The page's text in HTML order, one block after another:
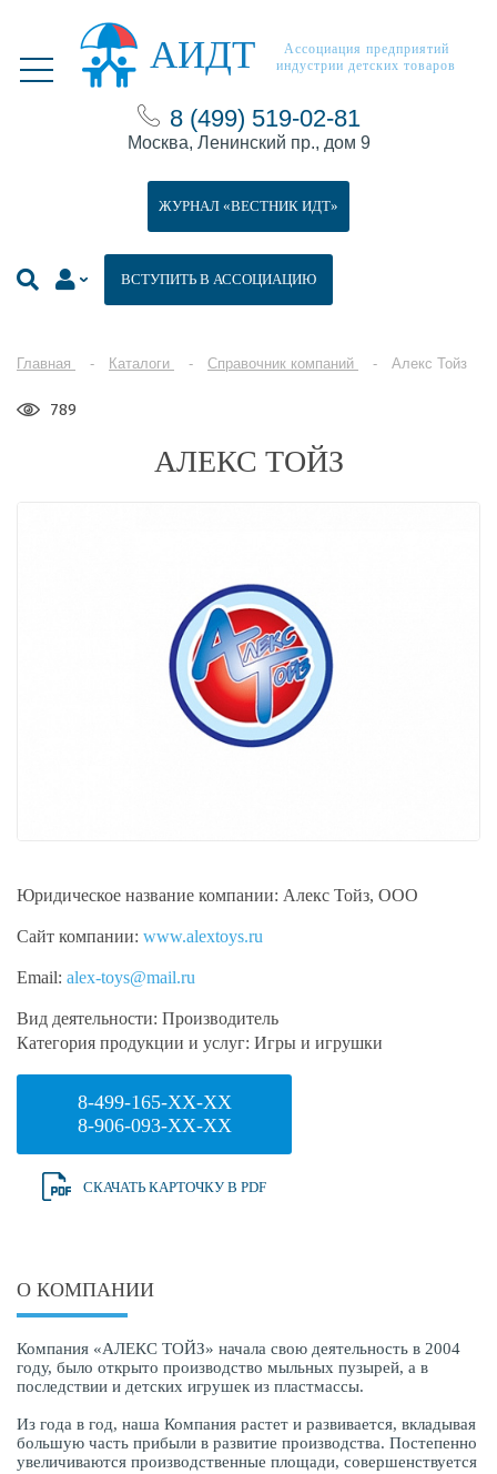
АИДТ
Ассоциация предприятий
индустрии детских товаров
8 (499) 519-02-81
Москва, Ленинский пр., дом 9
ВСТУПИТЬ В АССОЦИАЦИЮ
ЖУРНАЛ «ВЕСТНИК ИДТ»
Главная Каталоги Справочник компаний Алекс Тойз
789
АЛЕКС ТОЙЗ
Юридическое название компании: Алекс Тойз, ООО
Сайт компании: www.alextoys.ru
Email: alex-toys@mail.ru
Вид деятельности: Производитель
Категория продукции и услуг: Игры и игрушки
8-499-165-XX-XX
8-906-093-XX-XX
СКАЧАТЬ КАРТОЧКУ В PDF
О КОМПАНИИ
Компания «АЛЕКС ТОЙЗ» начала свою деятельность в 2004
году, было открыто производство мыльных пузырей, а в
последствии и детских игрушек из пластмассы.
Из года в год, наша Компания растет и развивается, вкладывая
большую часть прибыли в развитие производства. Постепенно
увеличиваются производственные площади, совершенствуется